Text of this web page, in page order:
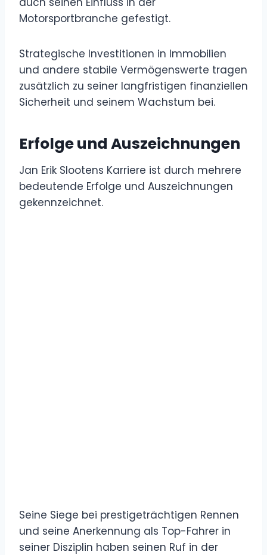
Motorsportbranche gefestigt.
Strategische Investitionen in Immobilien
und andere stabile Vermögenswerte tragen
zusätzlich zu seiner langfristigen finanziellen
Sicherheit und seinem Wachstum bei.
Erfolge und Auszeichnungen
Jan Erik Slootens Karriere ist durch mehrere
bedeutende Erfolge und Auszeichnungen
gekennzeichnet.
Seine Siege bei prestigeträchtigen Rennen
und seine Anerkennung als Top-Fahrer in
seiner Disziplin haben seinen Ruf in der